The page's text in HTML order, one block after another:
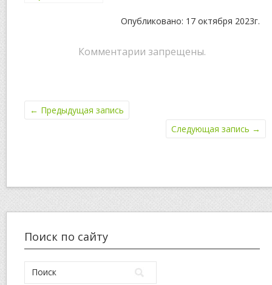
Опубликовано: 17 октября 2023г.
Комментарии запрещены.
← Предыдущая запись
Следующая запись →
Поиск по сайту